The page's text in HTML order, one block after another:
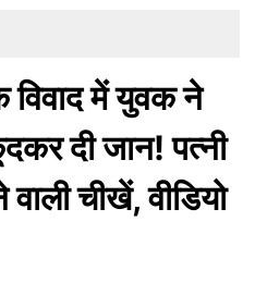
में युवक ने
दी जान! पत्नी
चीखें, वीडियो